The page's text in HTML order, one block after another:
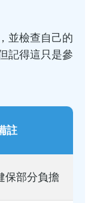
並檢查自己的
記得這只是參
註
保部分負擔